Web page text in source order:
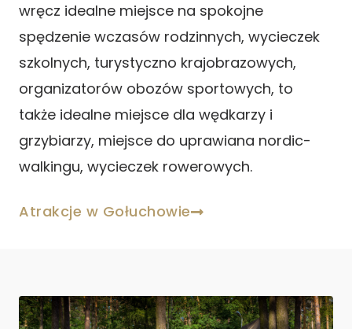
wręcz idealne miejsce na spokojne
spędzenie wczasów rodzinnych, wycieczek
szkolnych, turystyczno krajobrazowych,
organizatorów obozów sportowych, to
także idealne miejsce dla wędkarzy i
grzybiarzy, miejsce do uprawiana nordic-
walkingu, wycieczek rowerowych.
Atrakcje w Gołuchowie